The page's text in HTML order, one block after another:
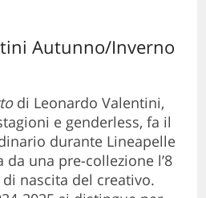
Autunno/Inverno
di Leonardo Valentini,
e genderless, fa il
durante Lineapelle
una pre-collezione l’8
nascita del creativo.